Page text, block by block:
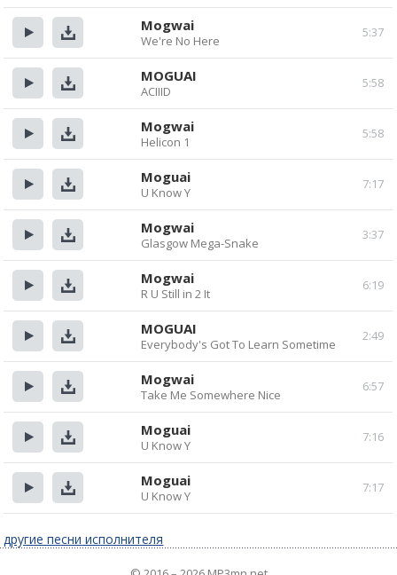
Прослушать
Скачать
5:37
Mogwai
We're No Here
Прослушать
Скачать
5:58
MOGUAI
ACIIID
Прослушать
Скачать
5:58
Mogwai
Helicon 1
Прослушать
Скачать
7:17
Moguai
U Know Y
Прослушать
Скачать
3:37
Mogwai
Glasgow Mega-Snake
Прослушать
Скачать
6:19
Mogwai
R U Still in 2 It
Прослушать
Скачать
2:49
MOGUAI
Everybody's Got To Learn Sometime
Прослушать
Скачать
6:57
Mogwai
Take Me Somewhere Nice
Прослушать
Скачать
7:16
Moguai
U Know Y
Прослушать
Скачать
7:17
Moguai
U Know Y
другие песни исполнителя